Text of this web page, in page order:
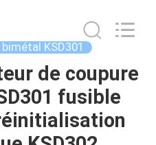
KSD301
de coupure
fusible